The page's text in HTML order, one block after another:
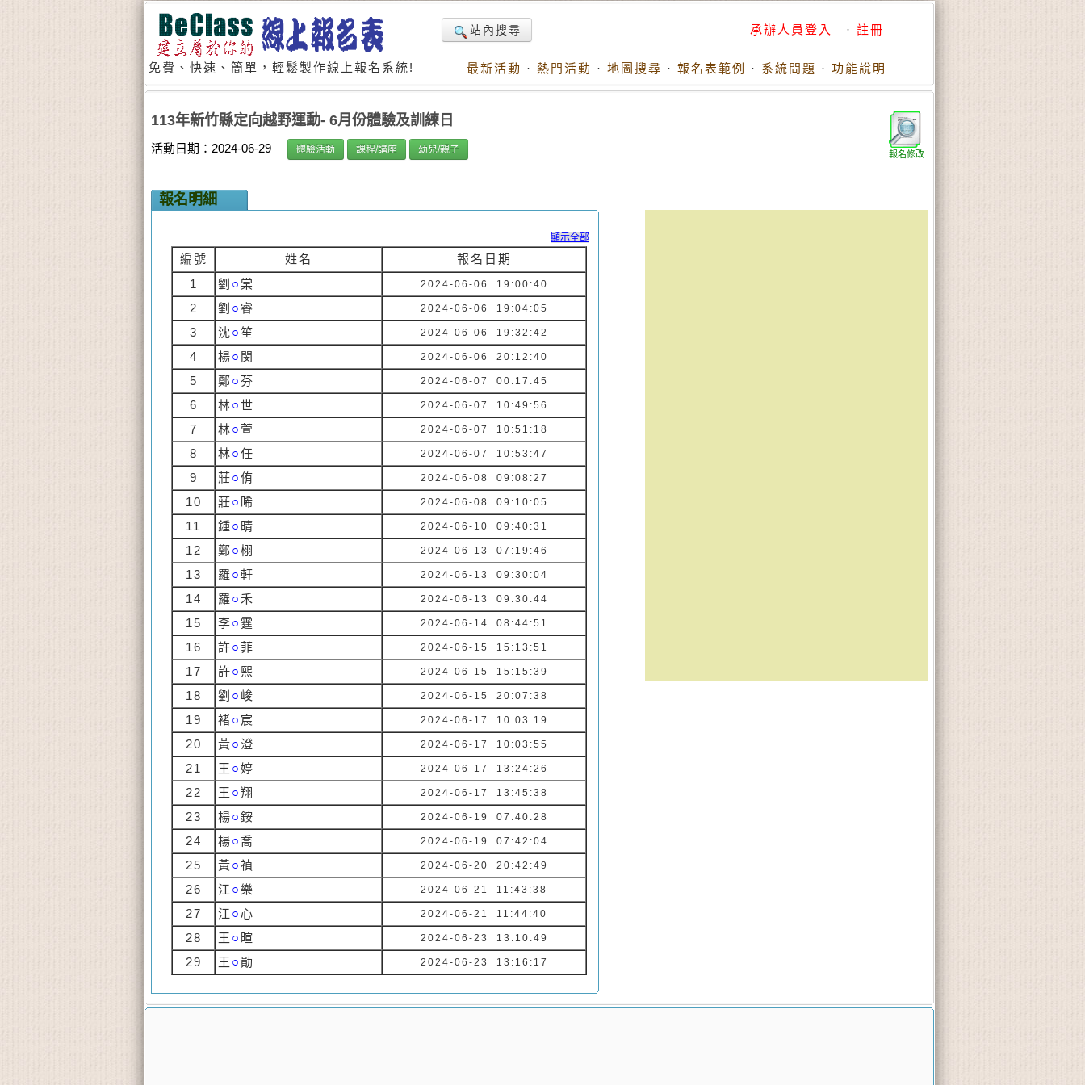
免費、快速、簡單，輕鬆製作線上報名系統!
站內搜尋 承辦人員登入 · 註冊
最新活動 · 熱門活動 · 地圖搜尋 · 報名表範例 · 系統問題 · 功能說明
報名修改
113年新竹縣定向越野運動- 6月份體驗及訓練日
活動日期：2024-06-29 體驗活動 課程/講座 幼兒/親子
報名明細
顯示全部
編號 姓名
報名日期
1
劉 ○ 棠 2024-06-06 19:00:40
2 劉 ○ 睿 2024-06-06 19:04:05
3 沈○ 笙 2024-06-06 19:32:42
4 楊○ 閔 2024-06-06 20:12:40
5 鄭○芬 2024-06-07 00:17:45
6 林○世 2024-06-07 10:49:56
7 林○萱 2024-06-07 10:51:18
8 林○任 2024-06-07 10:53:47
9 莊○侑 2024-06-08 09:08:27
10 莊○ 晞 2024-06-08 09:10:05
11 鍾○ 晴 2024-06-10 09:40:31
12 鄭○栩 2024-06-13 07:19:46
13 羅 ○軒 2024-06-13 09:30:04
14 羅 ○ 禾 2024-06-13 09:30:44
15 李○ 霆 2024-06-14 08:44:51
16 許○ 菲 2024-06-15 15:13:51
17 許○ 熙 2024-06-15 15:15:39
18 劉 ○ 峻 2024-06-15 20:07:38
19 褚○ 宸 2024-06-17 10:03:19
20 黃○ 澄 2024-06-17 10:03:55
21 王 ○婷 2024-06-17 13:24:26
22 王 ○翔 2024-06-17 13:45:38
23 楊○銨 2024-06-19 07:40:28
24 楊○喬 2024-06-19 07:42:04
25 黃○禎 2024-06-20 20:42:49
26 江 ○樂 2024-06-21 11:43:38
27 江 ○心 2024-06-21 11:44:40
28 王 ○ 暄 2024-06-23 13:10:49
29 王 ○ 勛 2024-06-23 13:16:17